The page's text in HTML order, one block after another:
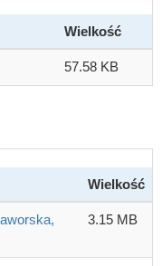
Wielkość
57.58 KB
Wielkość
3.15 MB